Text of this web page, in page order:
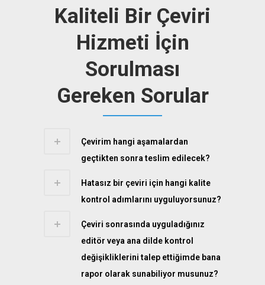
Kaliteli Bir Çeviri
Hizmeti İçin
Sorulması
Gereken Sorular
Çevirim hangi aşamalardan
geçtikten sonra teslim edilecek?
Hatasız bir çeviri için hangi kalite
kontrol adımlarını uyguluyorsunuz?
Çeviri sonrasında uyguladığınız
editör veya ana dilde kontrol
değişikliklerini talep ettiğimde bana
rapor olarak sunabiliyor musunuz?